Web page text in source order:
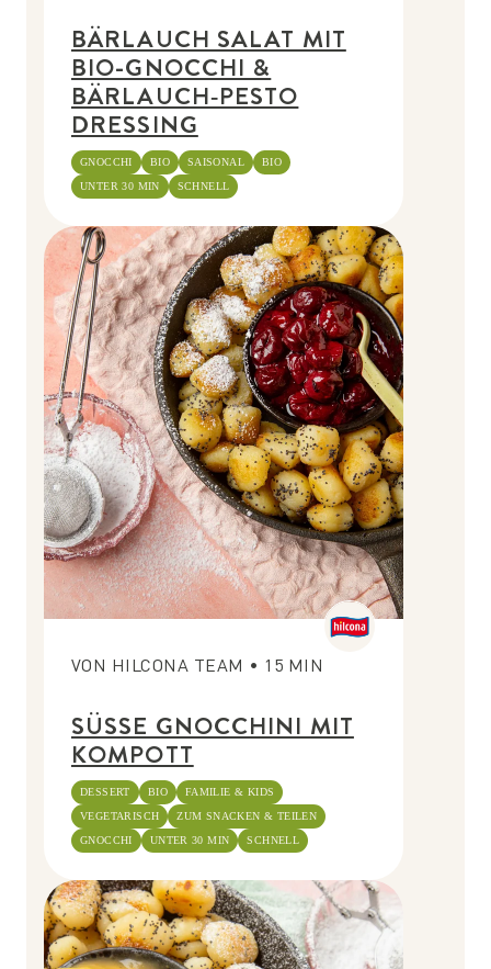
BÄRLAUCH SALAT MIT
BIO-GNOCCHI &
BÄRLAUCH‑PESTO
DRESSING
GNOCCHI BIO SAISONAL
BIO
UNTER 30 MIN
SCHNELL
VON HILCONA TEAM • 15 MIN
SÜSSE GNOCCHINI MIT
KOMPOTT
DESSERT BIO
FAMILIE & KIDS
VEGETARISCH
ZUM SNACKEN & TEILEN
GNOCCHI
UNTER 30 MIN SCHNELL